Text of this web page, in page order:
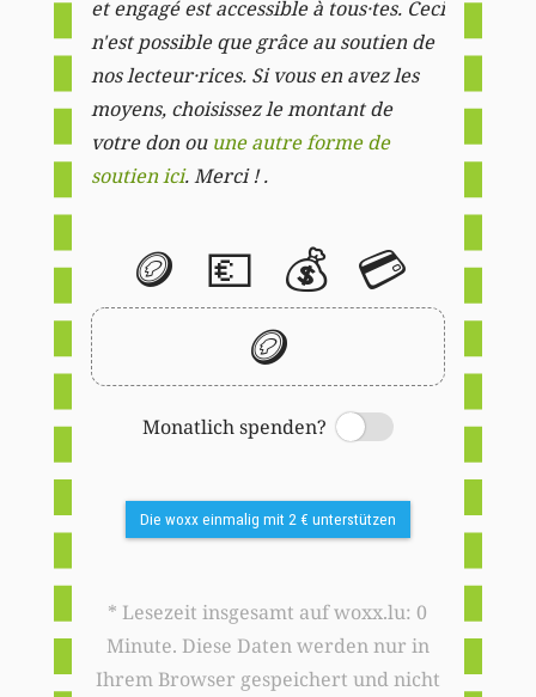
et engagé est accessible à tous·tes. Ceci
n'est possible que grâce au soutien de
nos lecteur·rices. Si vous en avez les
moyens, choisissez le montant de
votre don ou une autre forme de
soutien ici. Merci ! .
🪙 💶 💰 💳
🪙
Monatlich spenden?
Switch
Die woxx einmalig mit 2 € unterstützen
* Lesezeit insgesamt auf woxx.lu: 0
Minute. Diese Daten werden nur in
Ihrem Browser gespeichert und nicht